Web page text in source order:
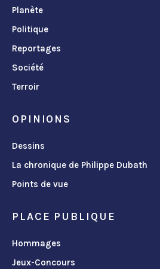
Planète
Politique
Reportages
Société
Terroir
OPINIONS
Dessins
La chronique de Philippe Dubath
Points de vue
PLACE PUBLIQUE
Hommages
Jeux-Concours